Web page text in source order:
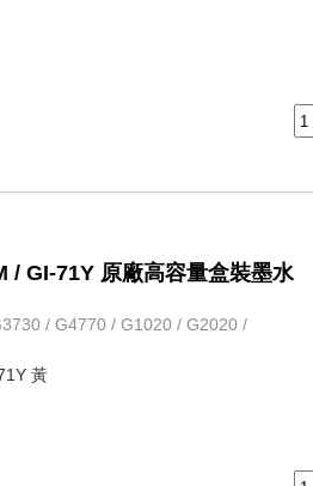
/ GI-71Y 原廠高容量盒裝墨水
/ G4770 / G1020 / G2020 /
黃